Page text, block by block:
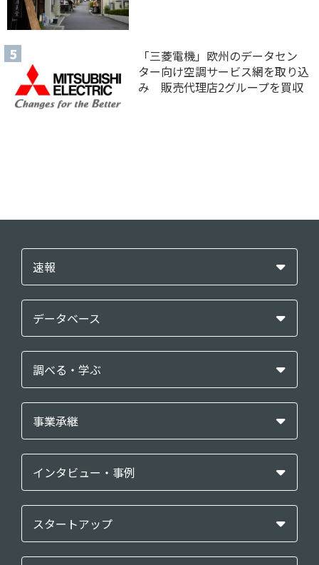
「三菱電機」欧州のデータセン
ター向け空調サービス網を取り込
み 販売代理店2グループを買収
速報
データベース
調べる・学ぶ
事業承継
インタビュー・事例
スタートアップ